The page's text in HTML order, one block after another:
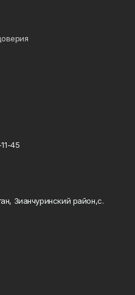
45
Зианчуринский район,с.